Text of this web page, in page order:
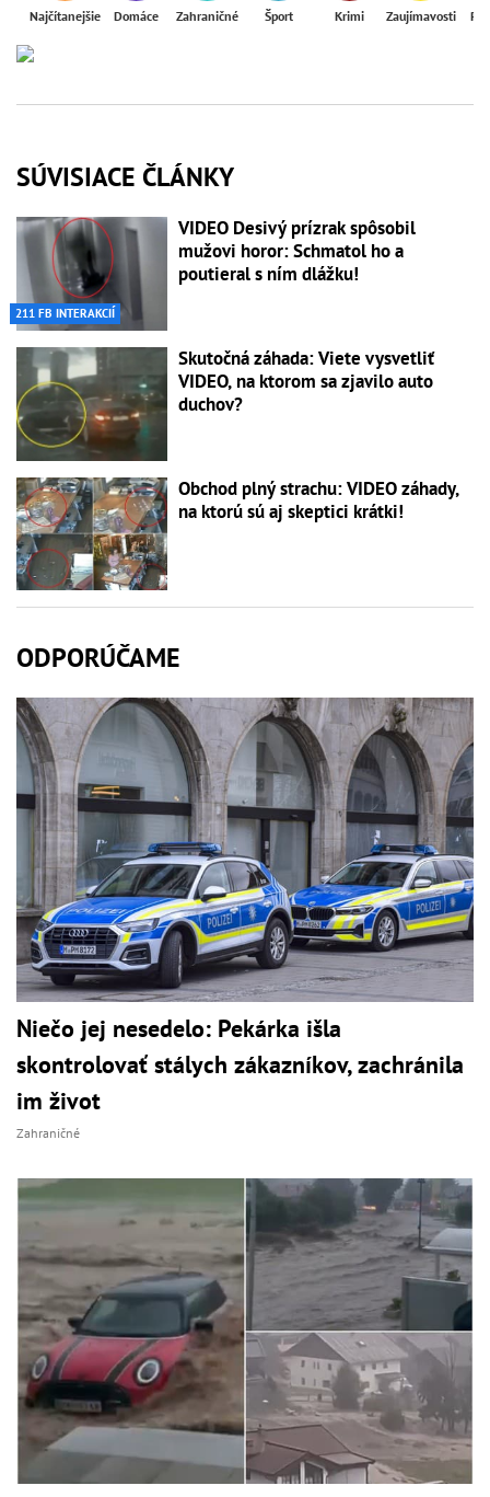
Najčítanejšie Domáce Zahraničné Šport Krimi Zaujímavosti
SÚVISIACE ČLÁNKY
211 FB INTERAKCIÍ
VIDEO Desivý prízrak spôsobil
mužovi horor: Schmatol ho a
poutieral s ním dlážku!
Skutočná záhada: Viete vysvetliť
VIDEO, na ktorom sa zjavilo auto
duchov?
Obchod plný strachu: VIDEO záhady,
na ktorú sú aj skeptici krátki!
ODPORÚČAME
Niečo jej nesedelo: Pekárka išla
skontrolovať stálych zákazníkov, zachránila
im život
Zahraničné